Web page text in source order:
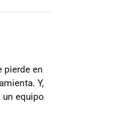
pierde en
Y,
equipo